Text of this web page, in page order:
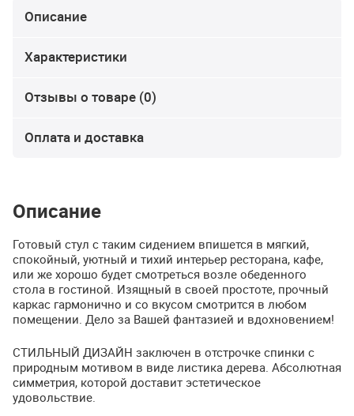
Описание
Характеристики
Отзывы о товаре (0)
Оплата и доставка
Описание
Готовый стул с таким сидением впишется в мягкий,
спокойный, уютный и тихий интерьер ресторана, кафе,
или же хорошо будет смотреться возле обеденного
стола в гостиной. Изящный в своей простоте, прочный
каркас гармонично и со вкусом смотрится в любом
помещении. Дело за Вашей фантазией и вдохновением!
СТИЛЬНЫЙ ДИЗАЙН заключен в отстрочке спинки с
природным мотивом в виде листика дерева. Абсолютная
симметрия, которой доставит эстетическое
удовольствие.